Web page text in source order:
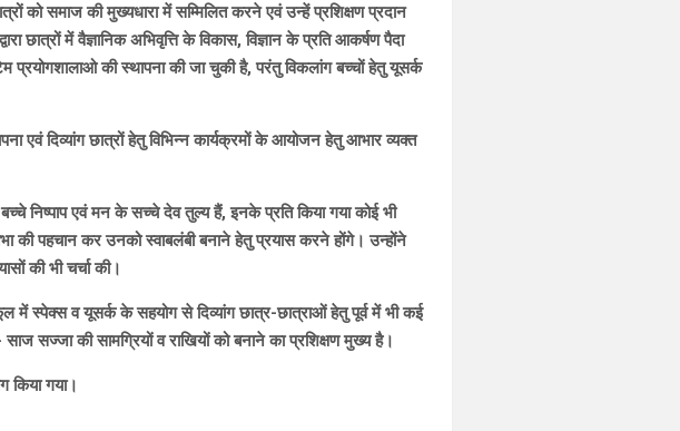
को समाज की मुख्यधारा में सम्मिलित करने एवं उन्हें प्रशिक्षण प्रदान
छात्रों में वैज्ञानिक अभिवृत्ति के विकास, विज्ञान के प्रति आकर्षण पैदा
की स्थापना की जा चुकी है, परंतु विकलांग बच्चों हेतु यूसर्क
एवं दिव्यांग छात्रों हेतु विभिन्न कार्यक्रमों के आयोजन हेतु आभार व्यक्त
निष्पाप एवं मन के सच्चे देव तुल्य हैं, इनके प्रति किया गया कोई भी
की पहचान कर उनको स्वाबलंबी बनाने हेतु प्रयास करने होंगे। उन्होंने
की भी चर्चा की।
में स्पेक्स व यूसर्क के सहयोग से दिव्यांग छात्र-छात्राओं हेतु पूर्व में भी कई
सज्जा की सामग्रियों व राखियों को बनाने का प्रशिक्षण मुख्य है।
किया गया।